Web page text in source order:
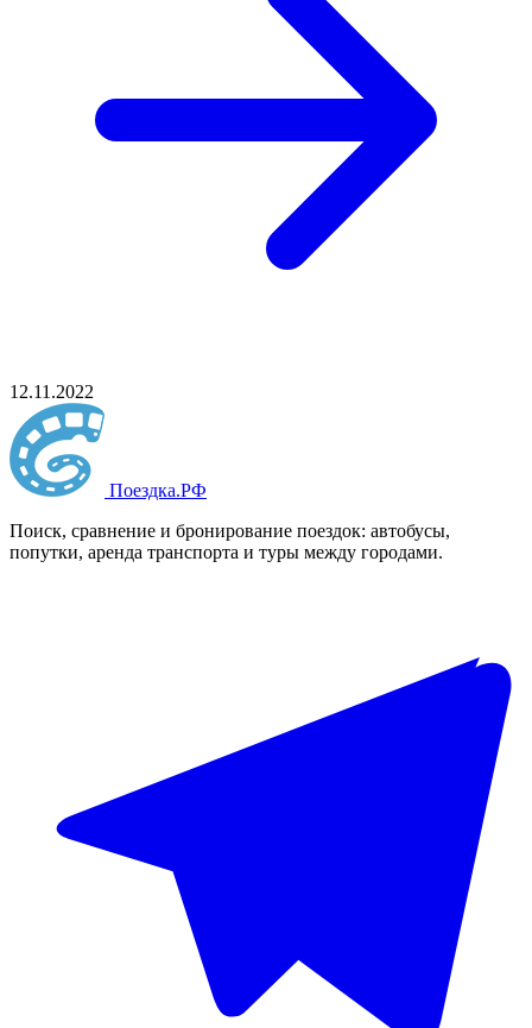
12.11.2022
Поездка.РФ
Поиск, сравнение и бронирование поездок: автобусы,
попутки, аренда транспорта и туры между городами.